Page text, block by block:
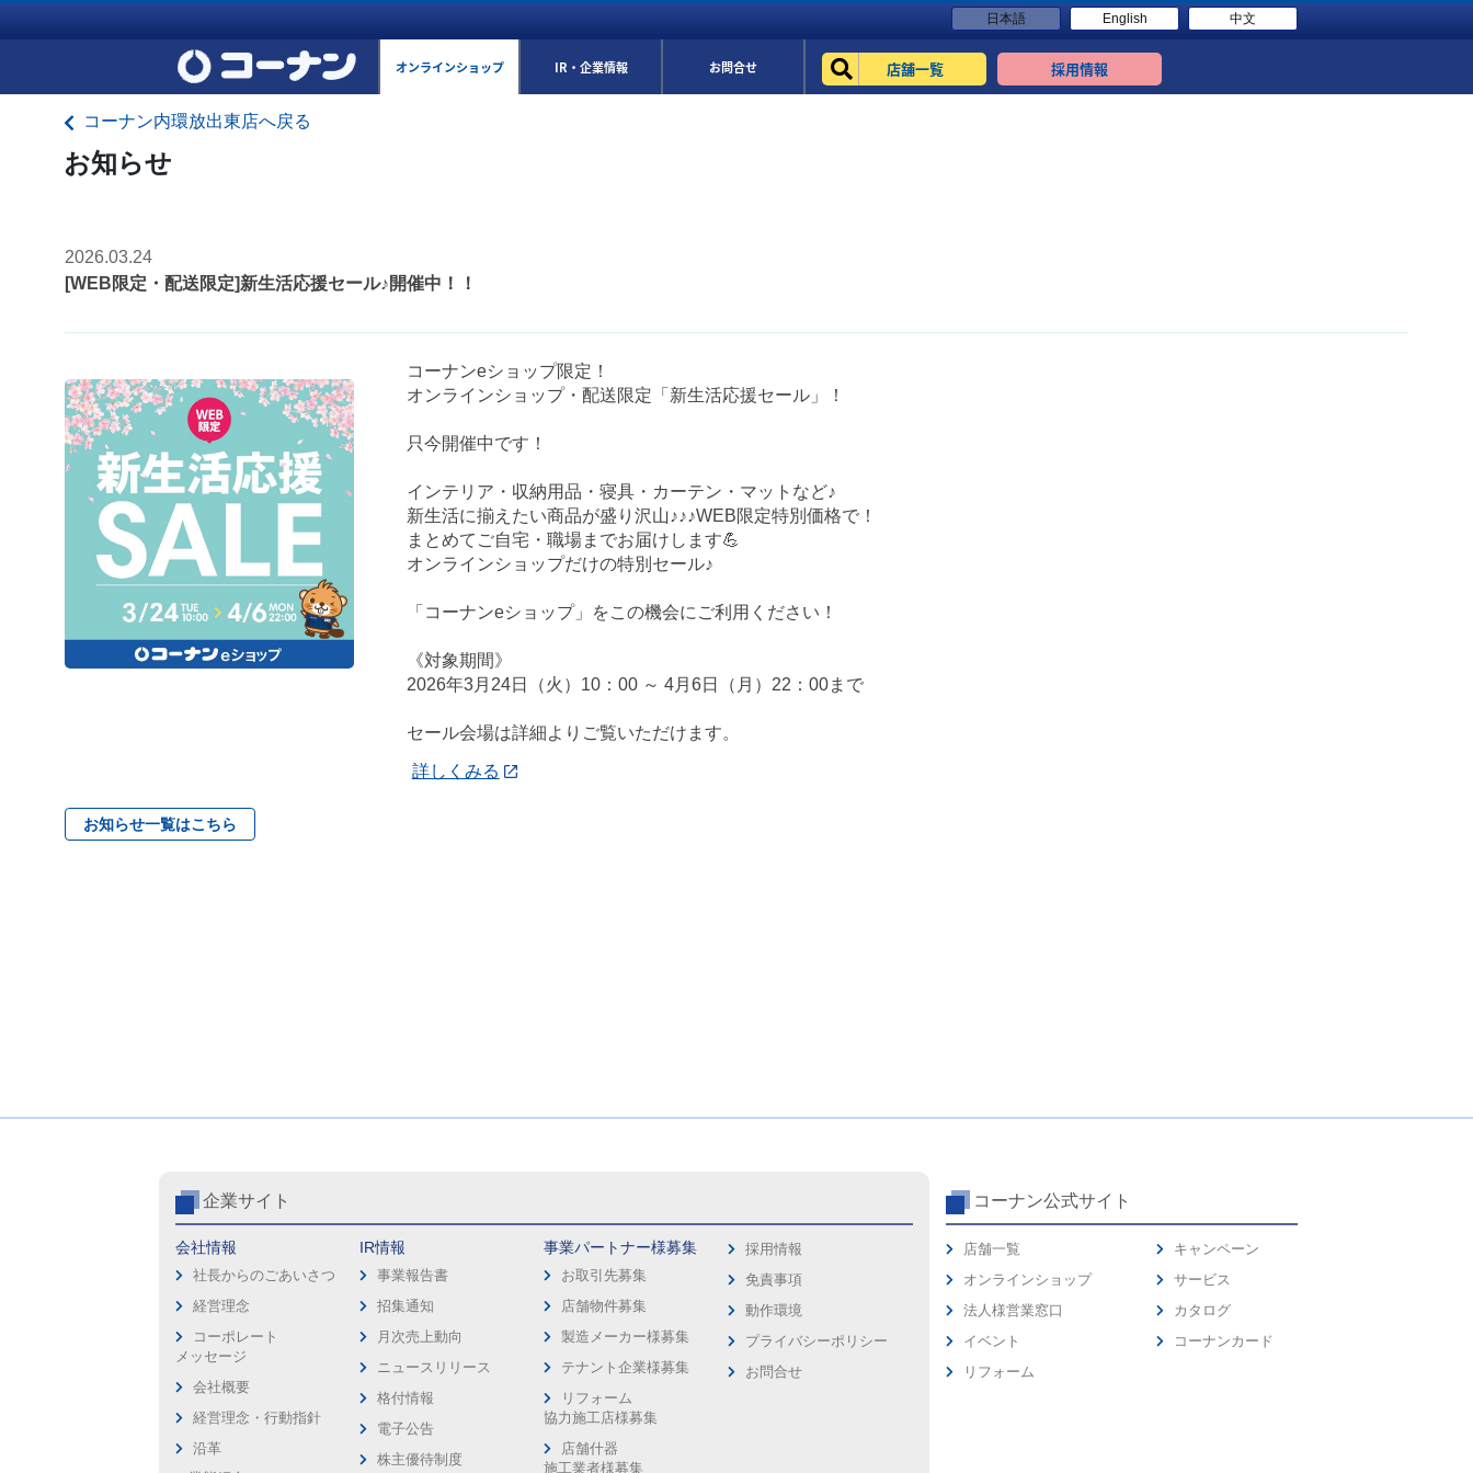
日本語 English 中文
オンラインショップ IR・企業情報 お問合せ 店舗一覧 採用情報
コーナン内環放出東店へ戻る
お知らせ
2026.03.24
[WEB限定・配送限定]新生活応援セール♪開催中！！
コーナンeショップ限定！
オンラインショップ・配送限定「新生活応援セール」！
只今開催中です！
インテリア・収納用品・寝具・カーテン・マットなど♪
新生活に揃えたい商品が盛り沢山♪♪♪WEB限定特別価格で！
まとめてご自宅・職場までお届けします💪
オンラインショップだけの特別セール♪
「コーナンeショップ」をこの機会にご利用ください！
《対象期間》
2026年3月24日（火）10：00 ～ 4月6日（月）22：00まで
セール会場は詳細よりご覧いただけます。
詳しくみる
お知らせ一覧はこちら
企業サイト
会社情報
社長からのごあいさつ
経営理念
コーポレート
メッセージ
会社概要
経営理念・行動指針
沿革
IR情報
事業報告書
招集通知
月次売上動向
ニュースリリース
格付情報
電子公告
株主優待制度
事業パートナー様募集
お取引先募集
店舗物件募集
製造メーカー様募集
テナント企業様募集
リフォーム
協力施工店様募集
店舗什器
施工業者様募集
採用情報
免責事項
動作環境
プライバシーポリシー
お問合せ
コーナン公式サイト
店舗一覧
オンラインショップ
法人様営業窓口
イベント
リフォーム
キャンペーン
サービス
カタログ
コーナンカード